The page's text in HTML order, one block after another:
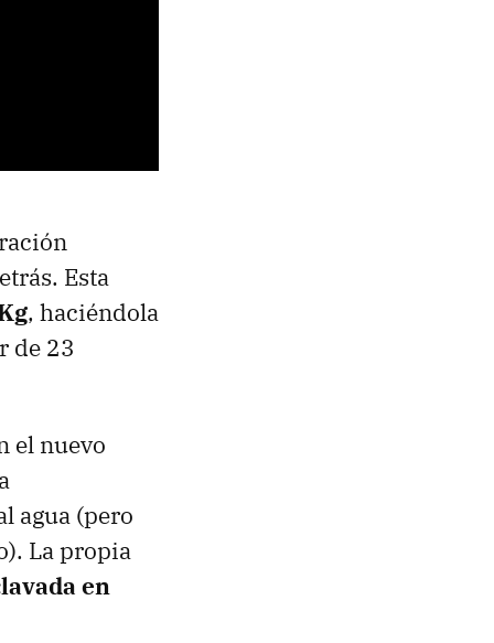
Esta
, haciéndola
de 23
el nuevo
agua (pero
La propia
en